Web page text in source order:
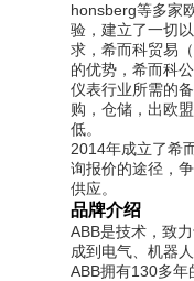
honsberg等多家
验，建立了一切
求，希而科贸易
的优势，希而科
仪表行业所需的
购，仓储，出欧
低。
2014年成立了希
询报价的途径，
供应。
品牌介绍
ABB是技术，致
成到电气、机器
ABB拥有130多